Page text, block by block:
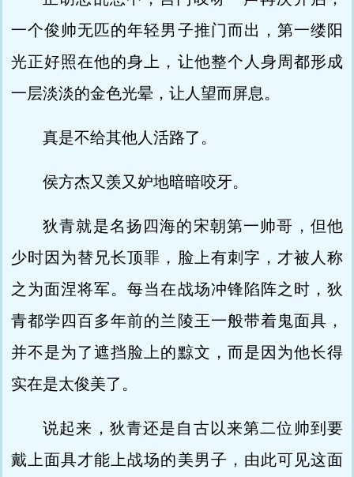
一个俊帅无匹的年轻男子推门而出，第一缕阳
光正好照在他的身上，让他整个人身周都形成
一层淡淡的金色光晕，让人望而屏息。
真是不给其他人活路了。
侯方杰又羡又妒地暗暗咬牙。
狄青就是名扬四海的宋朝第一帅哥，但他
少时因为替兄长顶罪，脸上有刺字，才被人称
之为面涅将军。每当在战场冲锋陷阵之时，狄
青都学四百多年前的兰陵王一般带着鬼面具，
并不是为了遮挡脸上的黥文，而是因为他长得
实在是太俊美了。
说起来，狄青还是自古以来第二位帅到要
戴上面具才能上战场的美男子，由此可见这面